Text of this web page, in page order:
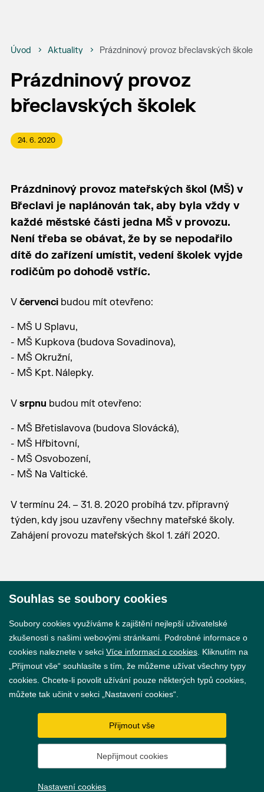
Úvod Aktuality Prázdninový provoz břeclavských školek
Prázdninový provoz
břeclavských školek
24. 6. 2020
Prázdninový provoz mateřských škol (MŠ) v
Břeclavi je naplánován tak, aby byla vždy v
každé městské části jedna MŠ v provozu.
Není třeba se obávat, že by se nepodařilo
dítě do zařízení umístit, vedení školek vyjde
rodičům po dohodě vstříc.
V červencibudou mít otevřeno:
- MŠ U Splavu,
- MŠ Kupkova (budova Sovadinova),
- MŠ Okružní,
- MŠ Kpt. Nálepky.
V srpnu budou mít otevřeno:
- MŠ Břetislavova (budova Slovácká),
- MŠ Hřbitovní,
- MŠ Osvobození,
- MŠ Na Valtické.
V termínu 24. – 31. 8. 2020 probíhá tzv. přípravný
týden, kdy jsou uzavřeny všechny mateřské školy.
Zahájení provozu mateřských škol 1. září 2020.
GDPR
Nastavení cookies
Souhlas se soubory cookies
Soubory cookies využíváme k zajištění nejlepší uživatelské
zkušenosti s našimi webovými stránkami. Podrobné informace o
cookies naleznete v sekci Více informací o cookies . Kliknutím na
„Přijmout vše“ souhlasíte s tím, že můžeme užívat všechny typy
cookies. Chcete-li povolit užívání pouze některých typů cookies,
můžete tak učinit v sekci „Nastavení cookies“.
Přijmout vše
Nepřijmout cookies
Nastavení cookies